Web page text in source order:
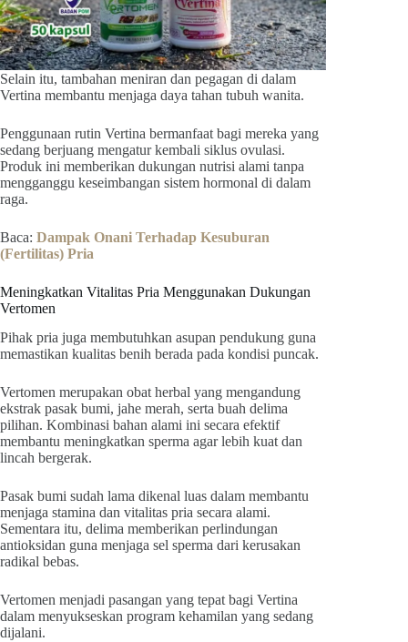
Selain itu, tambahan meniran dan pegagan di dalam
Vertina membantu menjaga daya tahan tubuh wanita.
Penggunaan rutin Vertina bermanfaat bagi mereka yang
sedang berjuang mengatur kembali siklus ovulasi.
Produk ini memberikan dukungan nutrisi alami tanpa
mengganggu keseimbangan sistem hormonal di dalam
raga.
Baca: Dampak Onani Terhadap Kesuburan
(Fertilitas) Pria
Meningkatkan Vitalitas Pria Menggunakan Dukungan
Vertomen
Pihak pria juga membutuhkan asupan pendukung guna
memastikan kualitas benih berada pada kondisi puncak.
Vertomen merupakan obat herbal yang mengandung
ekstrak pasak bumi, jahe merah, serta buah delima
pilihan. Kombinasi bahan alami ini secara efektif
membantu meningkatkan sperma agar lebih kuat dan
lincah bergerak.
Pasak bumi sudah lama dikenal luas dalam membantu
menjaga stamina dan vitalitas pria secara alami.
Sementara itu, delima memberikan perlindungan
antioksidan guna menjaga sel sperma dari kerusakan
radikal bebas.
Vertomen menjadi pasangan yang tepat bagi Vertina
dalam menyukseskan program kehamilan yang sedang
dijalani.